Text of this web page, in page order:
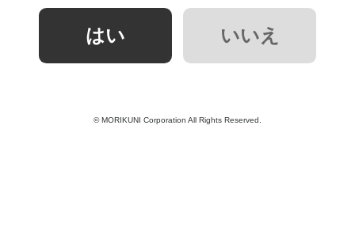
© MORIKUNI Corporation All Rights Reserved.